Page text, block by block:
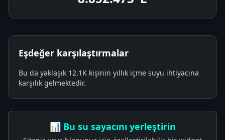
Eşdeğer karşılaştırmalar
Bu da yaklaşık 12.1K kişinin yıllık içme suyu ihtiyacına
karşılık gelmektedir.
📊 Bu su sayacını yerleştirin